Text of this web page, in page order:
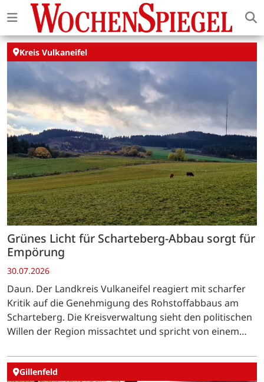
Kreis Vulkaneifel
Grünes Licht für Scharteberg-Abbau sorgt für
Empörung
30.07.2026
Daun. Der Landkreis Vulkaneifel reagiert mit scharfer
Kritik auf die Genehmigung des Rohstoffabbaus am
Scharteberg. Die Kreisverwaltung sieht den politischen
Willen der Region missachtet und spricht von einem
Gillenfeld